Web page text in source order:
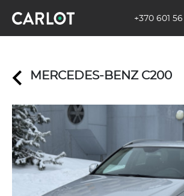
+370 601
MERCEDES-BENZ C200